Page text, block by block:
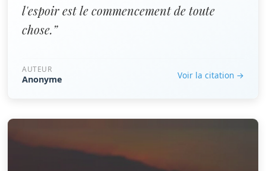
l'espoir est le commencement de toute
chose.”
AUTEUR
Anonyme Voir la citation →